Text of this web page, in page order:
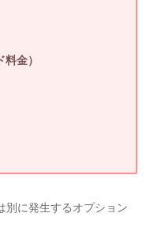
金）
別に発生するオプション